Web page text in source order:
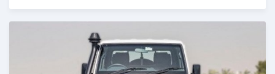
Publié il y a 2 mois